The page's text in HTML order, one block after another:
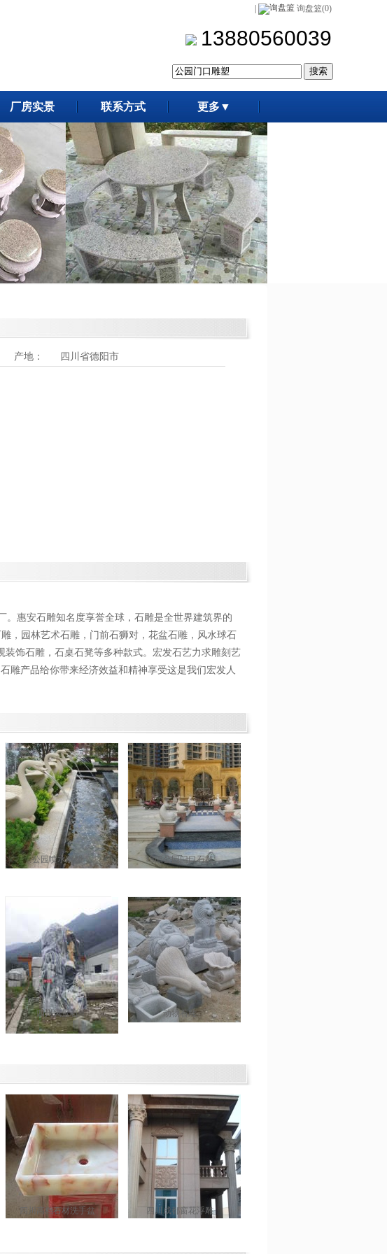
| 询盘篮(0)
13880560039
厂房实景 联系方式 更多▼
产地： 四川省德阳市
惠安石雕知名度享誉全球，石雕是全世界建筑界的
，园林艺术石雕，门前石狮对，花盆石雕，风水球石
饰石雕，石桌石凳等多种款式。宏发石艺力求雕刻艺
雕产品给你带来经济效益和精神享受这是我们宏发人
公园喷水雕塑 绵阳公园门口石雕
四川风景石 动物石雕
四川高档石材洗手盆 四川成都窗花浮雕